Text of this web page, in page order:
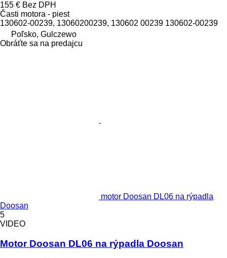
155 € Bez DPH
Časti motora - piest
130602-00239, 13060200239, 130602 00239 130602-00239
Poľsko, Gulczewo
Obráťte sa na predajcu
motor Doosan DL06 na rýpadla
Doosan
5
VIDEO
Motor Doosan DL06 na rýpadla Doosan